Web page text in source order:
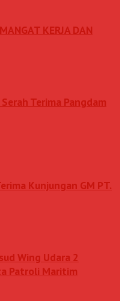
KERJA DAN
Terima Pangdam
Kunjungan GM PT.
Wing Udara 2
Patroli Maritim